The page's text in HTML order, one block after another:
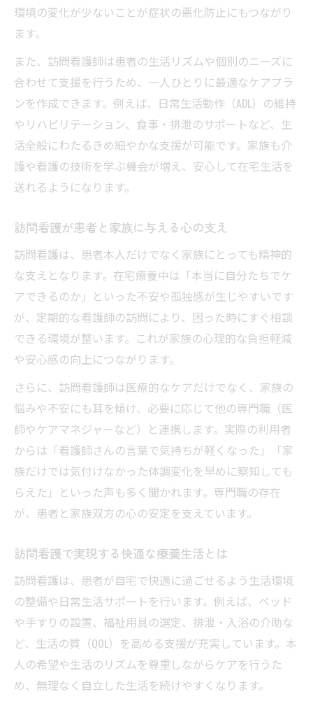
訪問看護が患者と家族の心を支える理由
訪問看護師ならではの寄り添うサポート
訪問看護で実感する心のケアとその重要性
訪問看護が精神面で及ぼすメリットを解説
訪問看護のメリットとデメリットを解説
訪問看護メリットとデメリットを正しく理
解
訪問看護利用で知っておきたい注意点と特
徴
説
訪問看護が向いている方と注意すべき点
訪問看護のデメリットも踏まえた利用のコ
ツ
環境の変化が少ないことが症状の悪化防止にもつながり
ます。
また、訪問看護師は患者の生活リズムや個別のニーズに
合わせて支援を行うため、一人ひとりに最適なケアプラ
ンを作成できます。例えば、日常生活動作（ADL）の維持
やリハビリテーション、食事・排泄のサポートなど、生
活全般にわたるきめ細やかな支援が可能です。家族も介
護や看護の技術を学ぶ機会が増え、安心して在宅生活を
送れるようになります。
訪問看護が患者と家族に与える心の支え
訪問看護は、患者本人だけでなく家族にとっても精神的
な支えとなります。在宅療養中は「本当に自分たちでケ
アできるのか」といった不安や孤独感が生じやすいです
が、定期的な看護師の訪問により、困った時にすぐ相談
できる環境が整います。これが家族の心理的な負担軽減
や安心感の向上につながります。
さらに、訪問看護師は医療的なケアだけでなく、家族の
悩みや不安にも耳を傾け、必要に応じて他の専門職（医
師やケアマネジャーなど）と連携します。実際の利用者
からは「看護師さんの言葉で気持ちが軽くなった」「家
族だけでは気付けなかった体調変化を早めに察知しても
らえた」といった声も多く聞かれます。専門職の存在
が、患者と家族双方の心の安定を支えています。
訪問看護で実現する快適な療養生活とは
訪問看護は、患者が自宅で快適に過ごせるよう生活環境
の整備や日常生活サポートを行います。例えば、ベッド
や手すりの設置、福祉用具の選定、排泄・入浴の介助な
ど、生活の質（QOL）を高める支援が充実しています。本
人の希望や生活のリズムを尊重しながらケアを行うた
め、無理なく自立した生活を続けやすくなります。